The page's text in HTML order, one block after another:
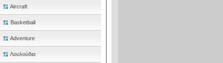
Aircraft
Basketball
Adventure
Λουλούδια